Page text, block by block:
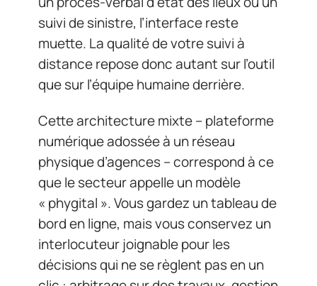
suivi de sinistre, l’interface reste
muette. La qualité de votre suivi à
distance repose donc autant sur l’outil
que sur l’équipe humaine derrière.
Cette architecture mixte – plateforme
numérique adossée à un réseau
physique d’agences – correspond à ce
que le secteur appelle un modèle
« phygital ». Vous gardez un tableau de
bord en ligne, mais vous conservez un
interlocuteur joignable pour les
décisions qui ne se règlent pas en un